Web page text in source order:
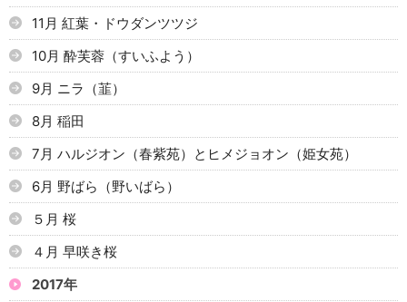
11月 紅葉・ドウダンツツジ
10月 酔芙蓉（すいふよう）
9月 ニラ（韮）
8月 稲田
7月 ハルジオン（春紫苑）とヒメジョオン（姫女苑）
6月 野ばら（野いばら）
５月 桜
４月 早咲き桜
2017年